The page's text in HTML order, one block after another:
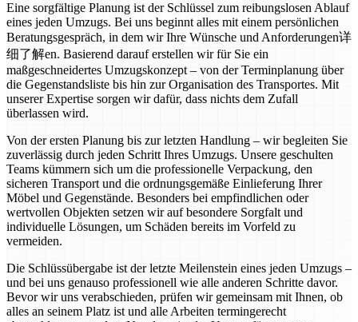
Eine sorgfältige Planung ist der Schlüssel zum reibungslosen Ablauf
eines jeden Umzugs. Bei uns beginnt alles mit einem persönlichen
Beratungsgespräch, in dem wir Ihre Wünsche und Anforderungen详
细了解en. Basierend darauf erstellen wir für Sie ein
maßgeschneidertes Umzugskonzept – von der Terminplanung über
die Gegenstandsliste bis hin zur Organisation des Transportes. Mit
unserer Expertise sorgen wir dafür, dass nichts dem Zufall
überlassen wird.
Von der ersten Planung bis zur letzten Handlung – wir begleiten Sie
zuverlässig durch jeden Schritt Ihres Umzugs. Unsere geschulten
Teams kümmern sich um die professionelle Verpackung, den
sicheren Transport und die ordnungsgemäße Einlieferung Ihrer
Möbel und Gegenstände. Besonders bei empfindlichen oder
wertvollen Objekten setzen wir auf besondere Sorgfalt und
individuelle Lösungen, um Schäden bereits im Vorfeld zu
vermeiden.
Die Schlüssübergabe ist der letzte Meilenstein eines jeden Umzugs –
und bei uns genauso professionell wie alle anderen Schritte davor.
Bevor wir uns verabschieden, prüfen wir gemeinsam mit Ihnen, ob
alles an seinem Platz ist und alle Arbeiten termingerecht